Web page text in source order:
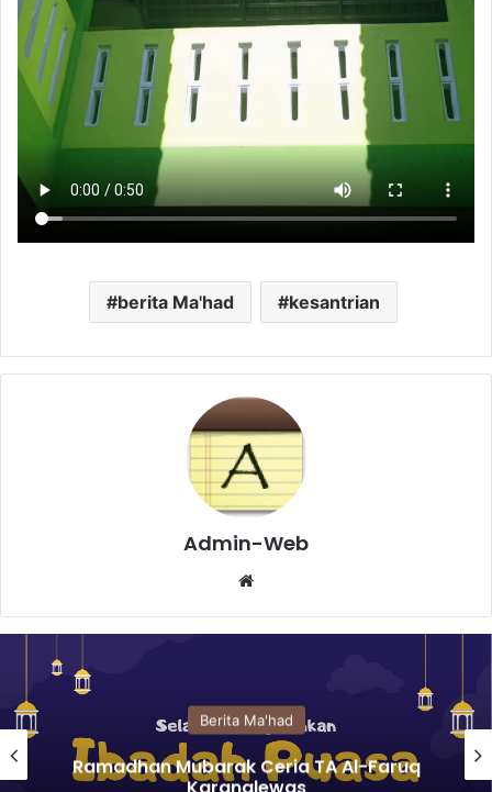
berita Ma'had kesantrian
Admin-Web
Berita Ma'had
Khazanah Thalabah